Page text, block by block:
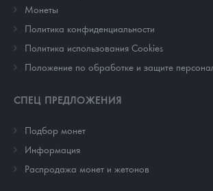
Монеты
Политика конфиденциальности
Политика использования Cookies
Положение по обработке и защите
СПЕЦ ПРЕДЛОЖЕНИЯ
Подбор монет
Информация
Распродажа монет и жетонов